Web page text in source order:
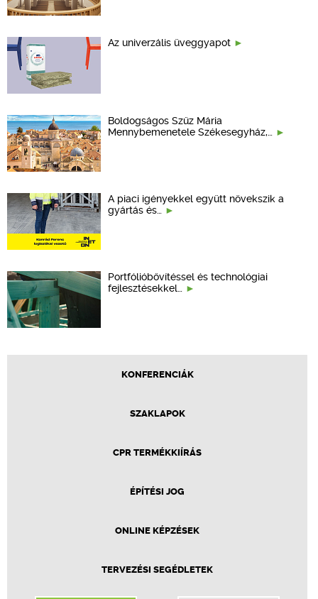
Az univerzális üveggyapot
Boldogságos Szűz Mária
Mennybemenetele Székesegyház,…
A piaci igényekkel együtt növekszik a
gyártás és…
Portfólióbővítéssel és technológiai
fejlesztésekkel…
KONFERENCIÁK
SZAKLAPOK
CPR TERMÉKKIÍRÁS
ÉPÍTÉSI JOG
ONLINE KÉPZÉSEK
TERVEZÉSI SEGÉDLETEK